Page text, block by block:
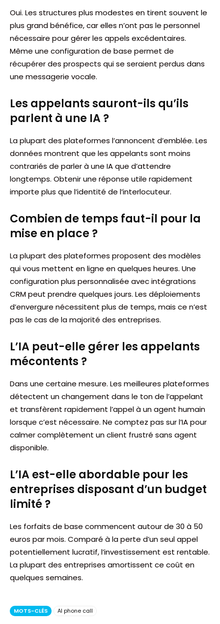
Oui. Les structures plus modestes en tirent souvent le
plus grand bénéfice, car elles n’ont pas le personnel
nécessaire pour gérer les appels excédentaires.
Même une configuration de base permet de
récupérer des prospects qui se seraient perdus dans
une messagerie vocale.
Les appelants sauront-ils qu’ils
parlent à une IA ?
La plupart des plateformes l’annoncent d’emblée. Les
données montrent que les appelants sont moins
contrariés de parler à une IA que d’attendre
longtemps. Obtenir une réponse utile rapidement
importe plus que l’identité de l’interlocuteur.
Combien de temps faut-il pour la
mise en place ?
La plupart des plateformes proposent des modèles
qui vous mettent en ligne en quelques heures. Une
configuration plus personnalisée avec intégrations
CRM peut prendre quelques jours. Les déploiements
d’envergure nécessitent plus de temps, mais ce n’est
pas le cas de la majorité des entreprises.
L’IA peut-elle gérer les appelants
mécontents ?
Dans une certaine mesure. Les meilleures plateformes
détectent un changement dans le ton de l’appelant
et transfèrent rapidement l’appel à un agent humain
lorsque c’est nécessaire. Ne comptez pas sur l’IA pour
calmer complètement un client frustré sans agent
disponible.
L’IA est-elle abordable pour les
entreprises disposant d’un budget
limité ?
Les forfaits de base commencent autour de 30 à 50
euros par mois. Comparé à la perte d’un seul appel
potentiellement lucratif, l’investissement est rentable.
La plupart des entreprises amortissent ce coût en
quelques semaines.
MOTS-CLÉS AI phone call